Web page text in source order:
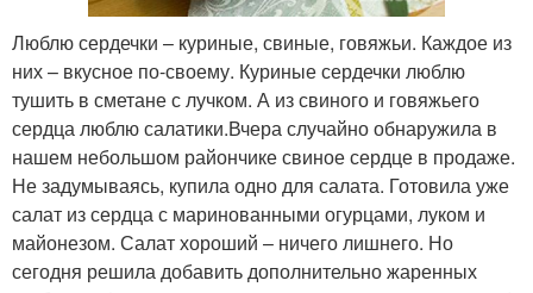
сердцем
Сердца с морковью
Салат с сердца
Салат с отварным
сердцем
Салаты из говяжьего
Люблю сердечки – куриные, свиные, говяжьи. Каждое из
них – вкусное по-своему. Куриные сердечки люблю
тушить в сметане с лучком. А из свиного и говяжьего
сердца люблю салатики.Вчера случайно обнаружила в
нашем небольшом райончике свиное сердце в продаже.
Не задумываясь, купила одно для салата. Готовила уже
салат из сердца с маринованными огурцами, луком и
майонезом. Салат хороший – ничего лишнего. Но
сегодня решила добавить дополнительно жаренных